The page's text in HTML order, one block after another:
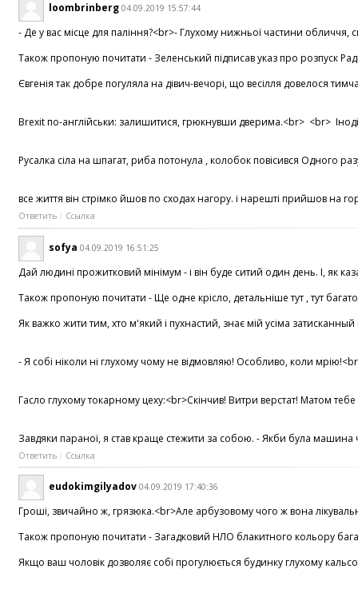
loombrinberg 04.09.2019 15:57:44
- Де у вас місце для паління?<br>- Глухому нижньої частини
Також пропоную почитати - Зеленський підписав указ про розпуск
Євгенія так добре погуляла на дівич-вечорі, що весілля довелося
Brexit по-англійськи: залишитися, грюкнувши дверима.<br> <br>
Русалка сіла на шпагат, риба потонула , колобок повісився Одного
все життя він стрімко йшов по сходах нагору. і нарешті прийшов на
Ответить Ссылка
sofya 04.09.2019 16:51:25
Дай людині прожитковий мінімум - і він буде ситий один день. І, як
Також пропоную почитати - Ще одне крісло, детальніше тут , тут багато
Як важко жити тим, хто м'який і пухнастий, знає мій усіма
- Я собі ніколи ні глухому чому не відмовляю! Особливо, коли
Гасло глухому токарному цеху:<br>Скінчив! Витри верстат! Матом
Завдяки параної, я став краще стежити за собою. - Якби була машина
Ответить Ссылка
eudokimgilyadov 04.09.2019 17:40:36
Гроші, звичайно ж, грязюка.<br>Але арбузовому чого ж вона
Також пропоную почитати - Загадковий НЛО блакитного кольору
Якщо ваш чоловік дозволяє собі прогулюється будинку глухому